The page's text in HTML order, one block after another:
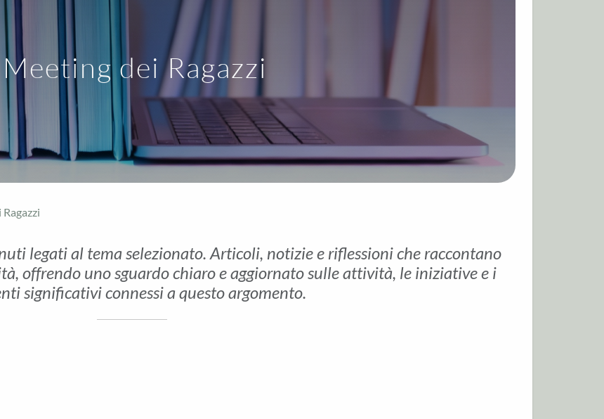
Meeting dei Ragazzi
legati al tema selezionato. Articoli, notizie e riflessioni che raccontano
offrendo uno sguardo chiaro e aggiornato sulle attività, le iniziative e i
significativi connessi a questo argomento.